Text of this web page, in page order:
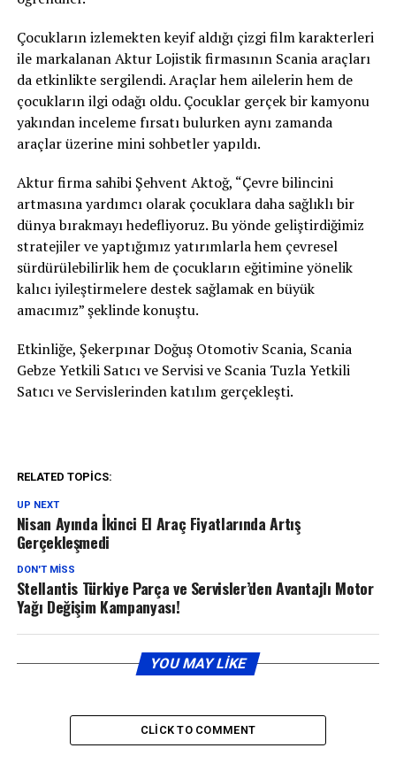
Çocukların izlemekten keyif aldığı çizgi film karakterleri
ile markalanan Aktur Lojistik firmasının Scania araçları
da etkinlikte sergilendi. Araçlar hem ailelerin hem de
çocukların ilgi odağı oldu. Çocuklar gerçek bir kamyonu
yakından inceleme fırsatı bulurken aynı zamanda
araçlar üzerine mini sohbetler yapıldı.
Aktur firma sahibi Şehvent Aktoğ, “Çevre bilincini
artmasına yardımcı olarak çocuklara daha sağlıklı bir
dünya bırakmayı hedefliyoruz. Bu yönde geliştirdiğimiz
stratejiler ve yaptığımız yatırımlarla hem çevresel
sürdürülebilirlik hem de çocukların eğitimine yönelik
kalıcı iyileştirmelere destek sağlamak en büyük
amacımız” şeklinde konuştu.
Etkinliğe, Şekerpınar Doğuş Otomotiv Scania, Scania
Gebze Yetkili Satıcı ve Servisi ve Scania Tuzla Yetkili
Satıcı ve Servislerinden katılım gerçekleşti.
RELATED TOPICS:
UP NEXT
Nisan Ayında İkinci El Araç Fiyatlarında Artış
Gerçekleşmedi
DON'T MISS
Stellantis Türkiye Parça ve Servisler’den Avantajlı Motor
Yağı Değişim Kampanyası!
YOU MAY LIKE
CLICK TO COMMENT